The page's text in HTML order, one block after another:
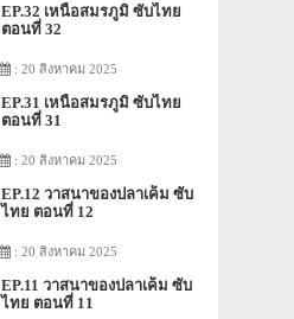
EP.32 เหนือสมรภูมิ ซับไทย
ตอนที่ 32
: 20 สิงหาคม 2025
EP.31 เหนือสมรภูมิ ซับไทย
ตอนที่ 31
: 20 สิงหาคม 2025
EP.12 วาสนาของปลาเค็ม ซับ
ไทย ตอนที่ 12
: 20 สิงหาคม 2025
EP.11 วาสนาของปลาเค็ม ซับ
ไทย ตอนที่ 11